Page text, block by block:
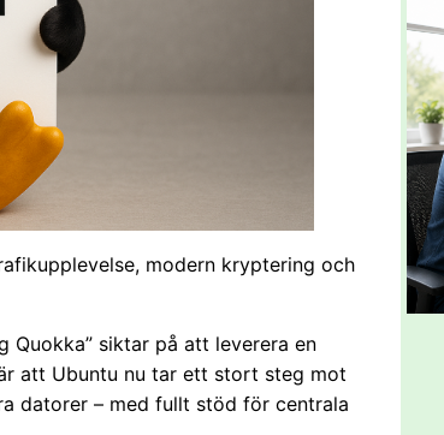
modern kryptering och
Quokka” siktar på att leverera en
att Ubuntu nu tar ett stort steg mot
datorer – med fullt stöd för centrala